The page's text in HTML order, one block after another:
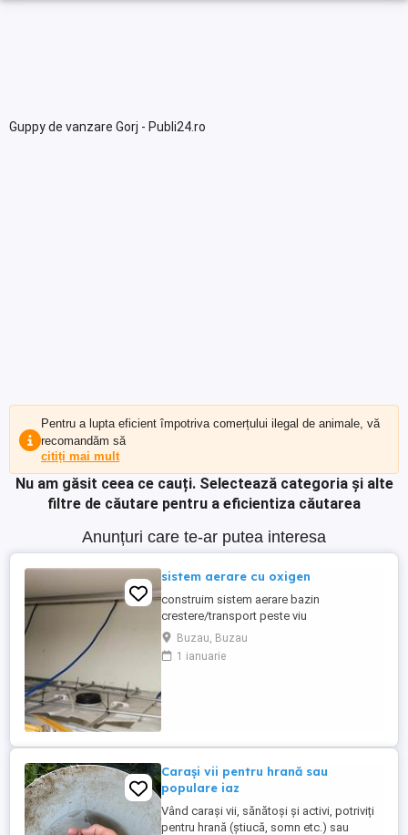
Guppy de vanzare Gorj - Publi24.ro
Pentru a lupta eficient împotriva comerțului ilegal de animale, vă
recomandăm să
citiți mai mult
Nu am găsit ceea ce cauți. Selectează categoria și alte
filtre de căutare pentru a eficientiza căutarea
Anunțuri care te-ar putea interesa
sistem aerare cu oxigen
construim sistem aerare bazin
crestere/transport peste viu
Buzau, Buzau
1 ianuarie
Carași vii pentru hrană sau
populare iaz
Vând carași vii, sănătoși și activi, potriviți
pentru hrană (știucă, somn etc.) sau